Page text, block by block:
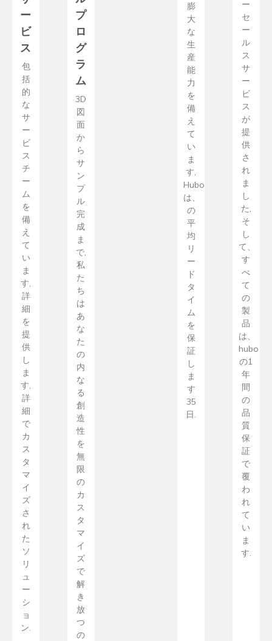
ー
ビ
ス
包
括
的
な
サ
ー
ビ
ス
チ
ー
ム
を
備
え
て
い
ま
す,
詳
細
を
提
供
し
ま
す,
詳
細
で
カ
ス
タ
マ
イ
ズ
さ
れ
た
ソ
リ
ュ
ー
シ
ョ
ン.
プ
ロ
グ
ラ
ム
3D
図
面
か
ら
サ
ン
プ
ル
完
成
ま
で,
私
た
ち
は
あ
な
た
の
内
な
る
創
造
性
を
無
限
の
カ
ス
タ
マ
イ
ズ
で
解
き
放
つ
の
膨
大
な
生
産
能
力
を
備
え
て
い
ま
す,
Hubo
は、
の
平
均
リ
ー
ド
タ
イ
ム
を
保
証
し
ま
す
35
日.
ー
セ
ー
ル
ス
サ
ー
ビ
ス
が
提
供
さ
れ
ま
し
た,
そ
し
て、
す
べ
て
の
製
品
は、
hubo
の1
年
間
の
品
質
保
証
で
覆
わ
れ
て
い
ま
す.